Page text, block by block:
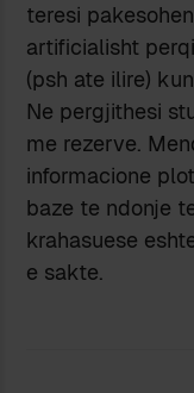
teresi
artificialisht
(psh ate ilire)
Ne pergjithesi
me rezerve.
informacione
baze te ndonje
krahasuese
e sakte.